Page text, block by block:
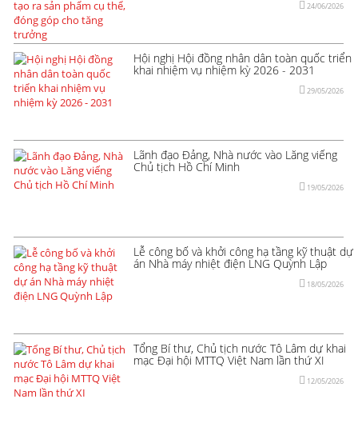
24/06/2026
Hội nghị Hội đồng nhân dân toàn quốc triển
khai nhiệm vụ nhiệm kỳ 2026 - 2031
29/05/2026
Lãnh đạo Đảng, Nhà nước vào Lăng viếng
Chủ tịch Hồ Chí Minh
19/05/2026
Lễ công bố và khởi công hạ tầng kỹ thuật dự
án Nhà máy nhiệt điện LNG Quỳnh Lập
18/05/2026
Tổng Bí thư, Chủ tịch nước Tô Lâm dự khai
mạc Đại hội MTTQ Việt Nam lần thứ XI
12/05/2026